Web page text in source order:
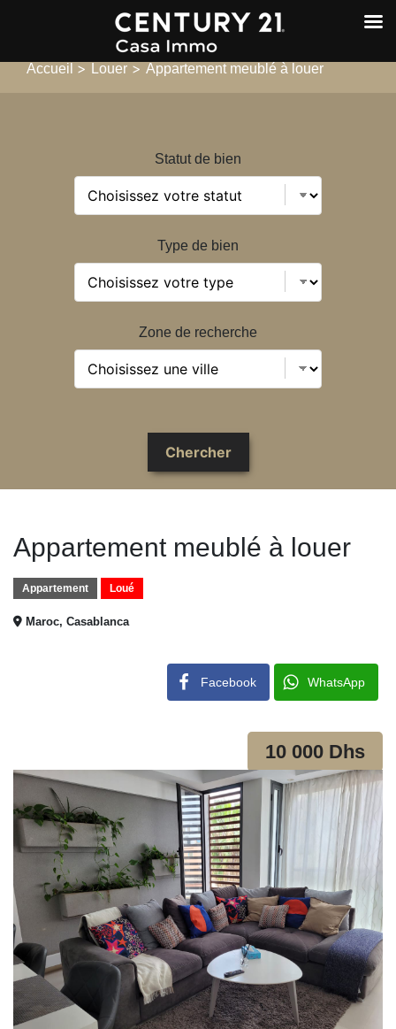
Accueil > Louer > Appartement meublé à louer
Statut de bien
Type de bien
Zone de recherche
Appartement meublé à louer
Appartement Loué
Maroc, Casablanca
Facebook WhatsApp
10 000 Dhs